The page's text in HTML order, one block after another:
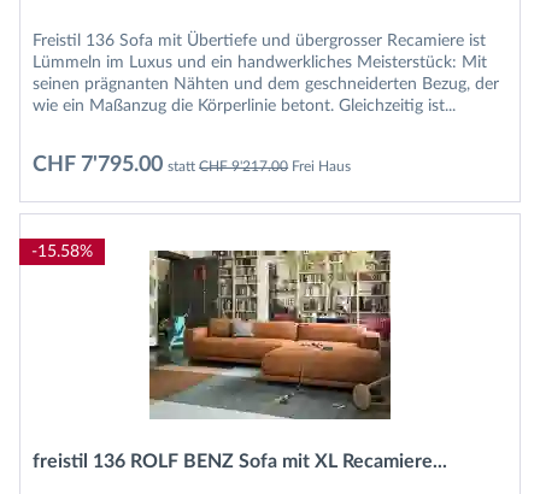
Freistil 136 Sofa mit Übertiefe und übergrosser Recamiere ist
Lümmeln im Luxus und ein handwerkliches Meisterstück: Mit
seinen prägnanten Nähten und dem geschneiderten Bezug, der
wie ein Maßanzug die Körperlinie betont. Gleichzeitig ist...
CHF 7'795.00 stattCHF 9'217.00Frei Haus
-15.58%
freistil 136 ROLF BENZ Sofa mit XL Recamiere...